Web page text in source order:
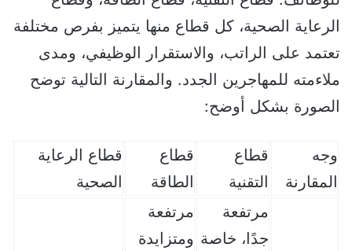
الرعاية الصحية، كل قطاع منها يتميز بفرص مختلفة
تعتمد على الراتب، والاستقرار الوظيفي، ومدى
ملاءمته للمهاجرين الجدد. والمقارنة التالية توضح
الصورة بشكل أوضح:
وجه
المقارنة
قطاع
التقنية
قطاع
الطاقة
قطاع الرعاية
الصحية
مرتفعة
جدًا، خاصة
مرتفعة
ومتزايدة